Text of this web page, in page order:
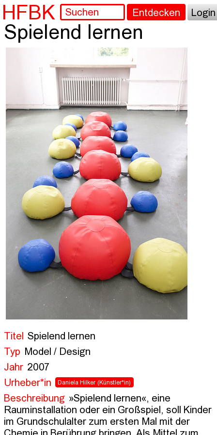
HFBK Entdecken Login
Spielend lernen
Titel
Spielend lernen
Typ
Model / Design
Jahr 2007
Urheber*in
Daniela Hilker (Künstler*in)
Beschreibung »Spielend lernen«, eine
Rauminstallation oder ein Großspiel, soll Kinder
im Grundschulalter zum ersten Mal mit der